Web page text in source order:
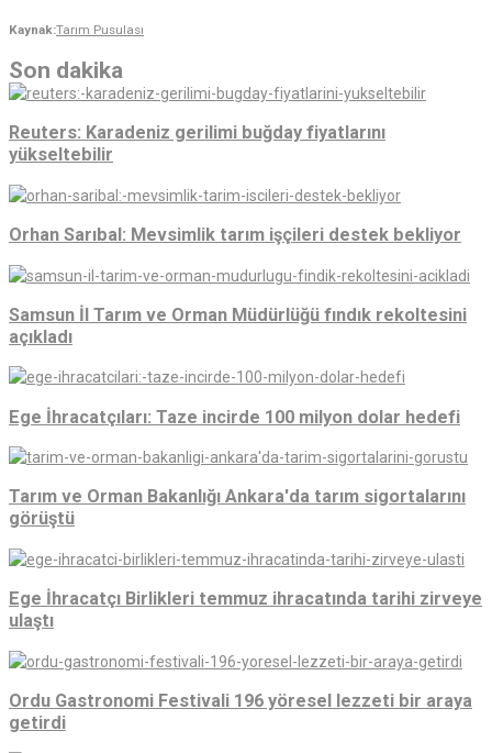
Kaynak:Tarım Pusulası
Son dakika
Reuters: Karadeniz gerilimi buğday fiyatlarını
yükseltebilir
Orhan Sarıbal: Mevsimlik tarım işçileri destek bekliyor
Samsun İl Tarım ve Orman Müdürlüğü fındık rekoltesini
açıkladı
Ege İhracatçıları: Taze incirde 100 milyon dolar hedefi
Tarım ve Orman Bakanlığı Ankara'da tarım sigortalarını
görüştü
Ege İhracatçı Birlikleri temmuz ihracatında tarihi zirveye
ulaştı
Ordu Gastronomi Festivali 196 yöresel lezzeti bir araya
getirdi